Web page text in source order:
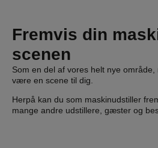
Fremvis din
scenen
Som en del af vores helt nye
være en scene til dig.
Herpå kan du som maskinudstiller
mange andre udstillere, gæster og